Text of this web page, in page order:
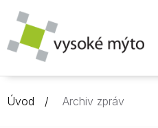
Úvod Archiv zpráv